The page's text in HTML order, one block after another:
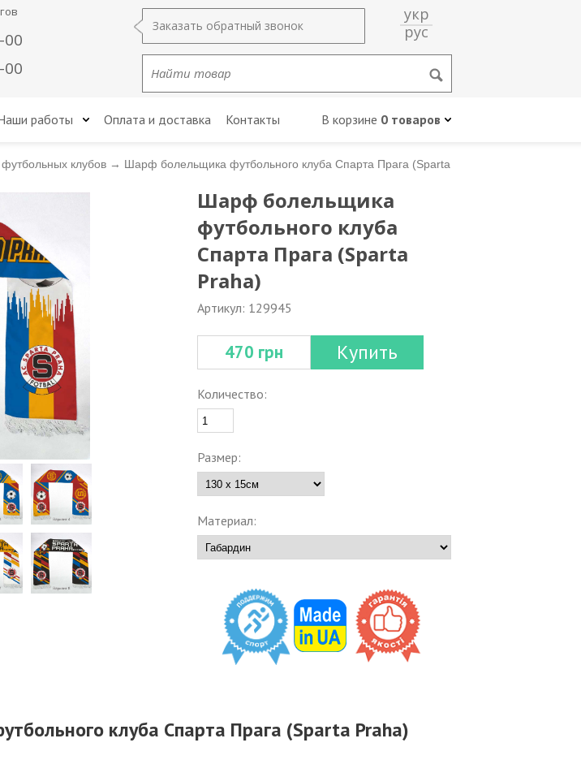
00
00
Заказать обратный звонок
укр
рус
работы Оплата и доставка Контакты В корзине 0 товаров
клубов → Шарф болельщика футбольного клуба Спарта Прага (Sparta
Шарф болельщика
футбольного клуба
Спарта Прага (Sparta
Praha)
Артикул: 129945
470 грн Купить
Количество:
Размер:
Материал:
клуба Спарта Прага (Sparta Praha)